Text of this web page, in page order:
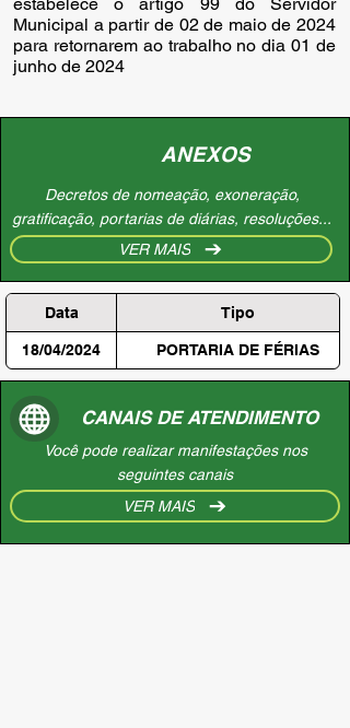
Municipal a partir de 02 de maio de 2024
para retornarem ao trabalho no dia 01 de
junho de 2024
ANEXOS
Decretos de nomeação, exoneração,
gratificação, portarias de diárias, resoluções...
VER MAIS
Data Tipo
18/04/2024 PORTARIA DE FÉRIAS
CANAIS DE ATENDIMENTO
Você pode realizar manifestações nos
seguintes canais
VER MAIS